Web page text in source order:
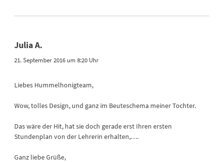
Julia A.
21. September 2016 um 8:20 Uhr
Liebes Hummelhonigteam,
Wow, tolles Design, und ganz im Beuteschema meiner Tochter.
Das wäre der Hit, hat sie doch gerade erst Ihren ersten
Stundenplan von der Lehrerin erhalten,….
Ganz liebe Grüße,